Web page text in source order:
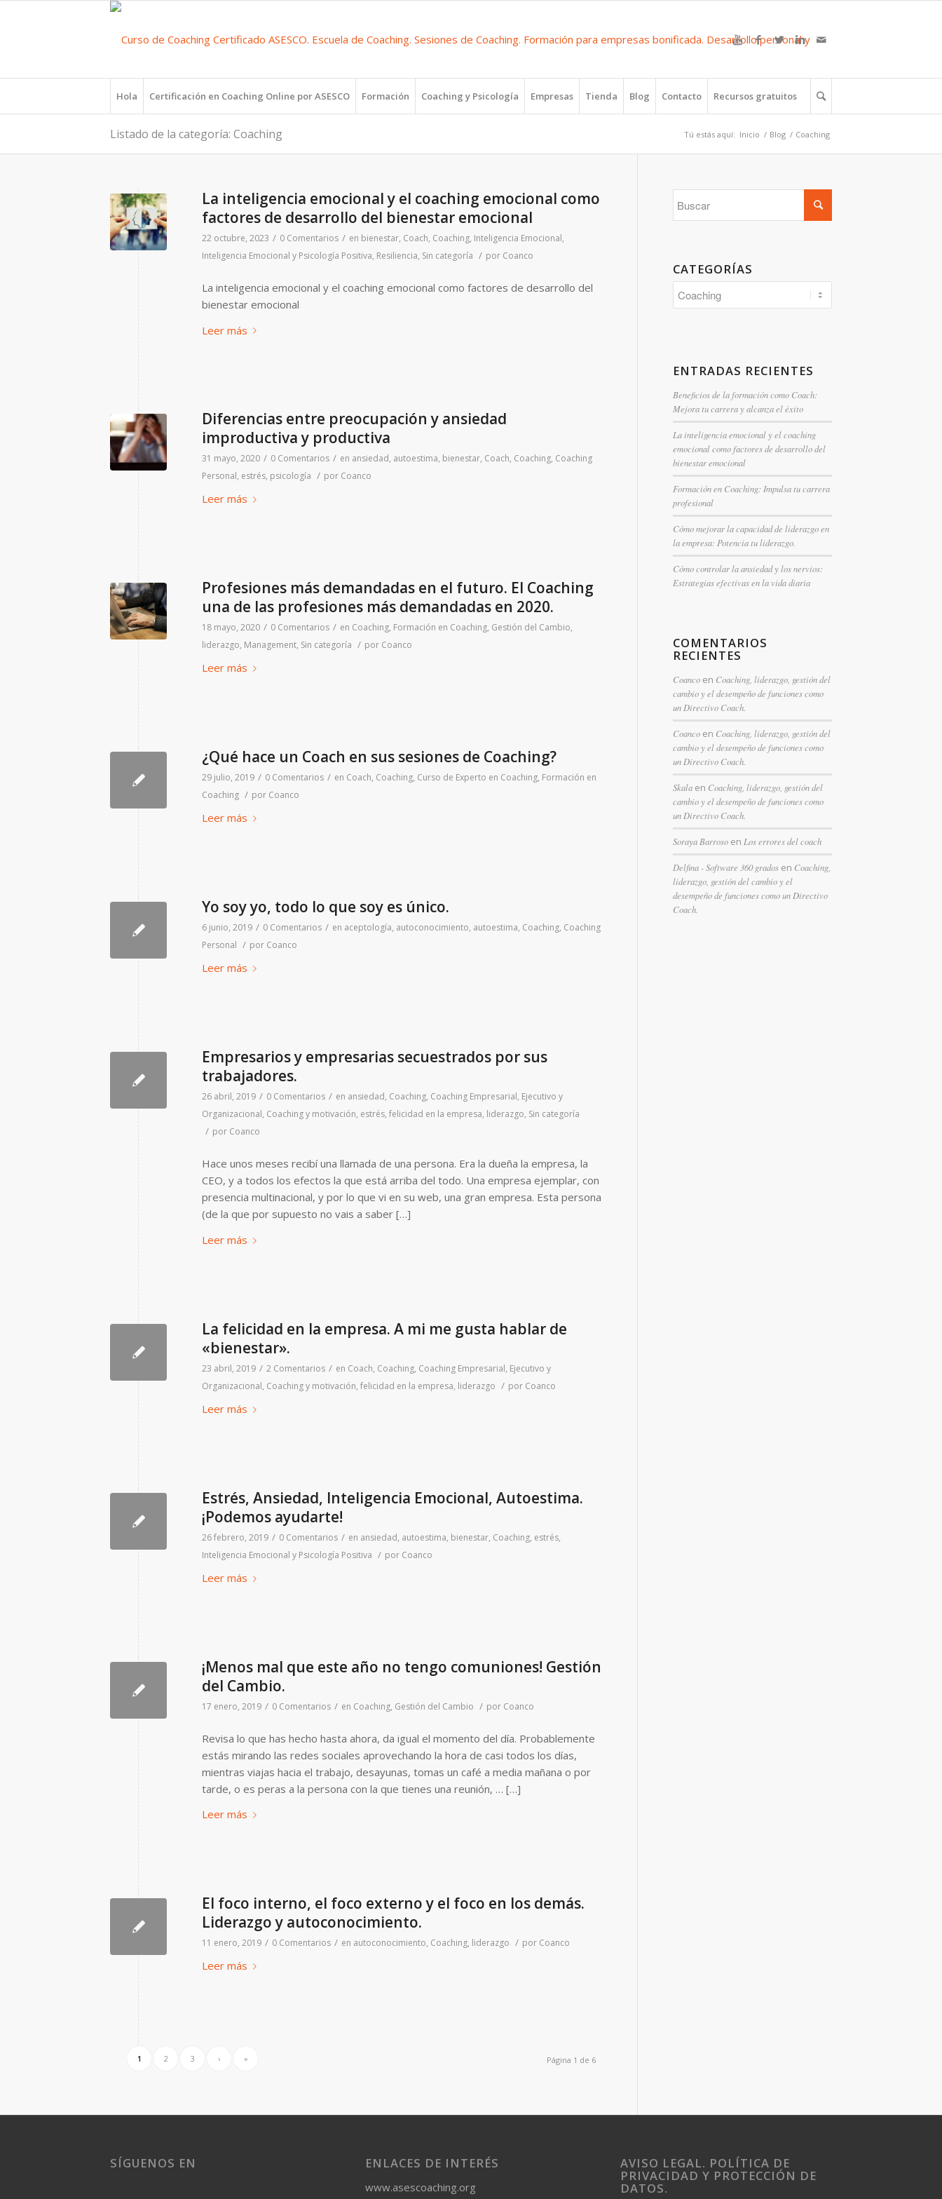
Hola Certificación en Coaching Online por ASESCO Formación Coaching y Psicología Empresas Tienda Blog Contacto Recursos gratuitos
Listado de la categoría: Coaching Tú estás aquí: Inicio / Blog / Coaching
La inteligencia emocional y el coaching emocional como
factores de desarrollo del bienestar emocional
22 octubre, 2023 / 0 Comentarios / en bienestar, Coach, Coaching, Inteligencia Emocional,
Inteligencia Emocional y Psicología Positiva, Resiliencia, Sin categoría / por Coanco
La inteligencia emocional y el coaching emocional como factores de desarrollo del
bienestar emocional
Leer más
Diferencias entre preocupación y ansiedad
improductiva y productiva
31 mayo, 2020 / 0 Comentarios / en ansiedad, autoestima, bienestar, Coach, Coaching, Coaching
Personal, estrés, psicología / por Coanco
Leer más
Profesiones más demandadas en el futuro. El Coaching
una de las profesiones más demandadas en 2020.
18 mayo, 2020 / 0 Comentarios / en Coaching, Formación en Coaching, Gestión del Cambio,
liderazgo, Management, Sin categoría / por Coanco
Leer más
¿Qué hace un Coach en sus sesiones de Coaching?
29 julio, 2019 / 0 Comentarios / en Coach, Coaching, Curso de Experto en Coaching, Formación en
Coaching / por Coanco
Leer más
Yo soy yo, todo lo que soy es único.
6 junio, 2019 / 0 Comentarios / en aceptología, autoconocimiento, autoestima, Coaching, Coaching
Personal / por Coanco
Leer más
Empresarios y empresarias secuestrados por sus
trabajadores.
26 abril, 2019 / 0 Comentarios / en ansiedad, Coaching, Coaching Empresarial, Ejecutivo y
Organizacional, Coaching y motivación, estrés, felicidad en la empresa, liderazgo, Sin categoría
/ por Coanco
Hace unos meses recibí una llamada de una persona. Era la dueña la empresa, la
CEO, y a todos los efectos la que está arriba del todo. Una empresa ejemplar, con
presencia multinacional, y por lo que vi en su web, una gran empresa. Esta persona
(de la que por supuesto no vais a saber […]
Leer más
La felicidad en la empresa. A mi me gusta hablar de
«bienestar».
23 abril, 2019 / 2 Comentarios / en Coach, Coaching, Coaching Empresarial, Ejecutivo y
Organizacional, Coaching y motivación, felicidad en la empresa, liderazgo / por Coanco
Leer más
Estrés, Ansiedad, Inteligencia Emocional, Autoestima.
¡Podemos ayudarte!
26 febrero, 2019 / 0 Comentarios / en ansiedad, autoestima, bienestar, Coaching, estrés,
Inteligencia Emocional y Psicología Positiva / por Coanco
Leer más
¡Menos mal que este año no tengo comuniones! Gestión
del Cambio.
17 enero, 2019 / 0 Comentarios / en Coaching, Gestión del Cambio / por Coanco
Revisa lo que has hecho hasta ahora, da igual el momento del día. Probablemente
estás mirando las redes sociales aprovechando la hora de casi todos los días,
mientras viajas hacia el trabajo, desayunas, tomas un café a media mañana o por
tarde, o es peras a la persona con la que tienes una reunión, … […]
Leer más
El foco interno, el foco externo y el foco en los demás.
Liderazgo y autoconocimiento.
11 enero, 2019 / 0 Comentarios / en autoconocimiento, Coaching, liderazgo / por Coanco
Leer más
Página 1 de 6
1 2 3 › »
CATEGORÍAS
ENTRADAS RECIENTES
Beneficios de la formación como Coach:
Mejora tu carrera y alcanza el éxito
La inteligencia emocional y el coaching
emocional como factores de desarrollo del
bienestar emocional
Formación en Coaching: Impulsa tu carrera
profesional
Cómo mejorar la capacidad de liderazgo en
la empresa: Potencia tu liderazgo.
Cómo controlar la ansiedad y los nervios:
Estrategias efectivas en la vida diaria
COMENTARIOS
RECIENTES
Coancoen Coaching, liderazgo, gestión del
cambio y el desempeño de funciones como
un Directivo Coach.
Coancoen Coaching, liderazgo, gestión del
cambio y el desempeño de funciones como
un Directivo Coach.
Skalaen Coaching, liderazgo, gestión del
cambio y el desempeño de funciones como
un Directivo Coach.
Soraya Barrosoen Los errores del coach
Delfina - Software 360 gradosen Coaching,
liderazgo, gestión del cambio y el
desempeño de funciones como un Directivo
Coach.
SÍGUENOS EN ENLACES DE INTERÉS
www.asescoaching.org
AVISO LEGAL. POLÍTICA DE
PRIVACIDAD Y PROTECCIÓN DE
DATOS.